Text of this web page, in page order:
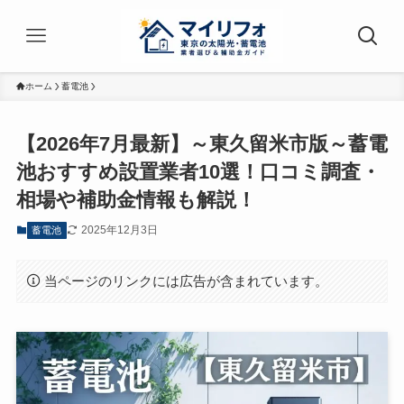
ホーム 蓄電池
【2026年7月最新】～東久留米市版～蓄電
池おすすめ設置業者10選！口コミ調査・
相場や補助金情報も解説！
蓄電池 2025年12月3日
当ページのリンクには広告が含まれています。